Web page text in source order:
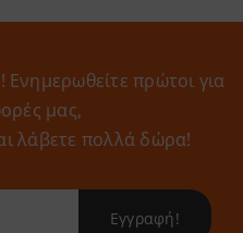
πρώτοι για
μας,
λάβετε πολλά δώρα!
Εγγραφή!